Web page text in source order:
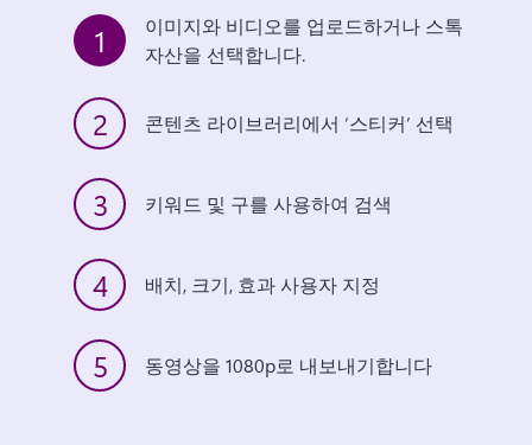
1
이미지와 비디오를 업로드하거나 스톡
2
3 키워드 및 구를 사용하여 검색
4 배치, 크기, 효과 사용자 지정
5